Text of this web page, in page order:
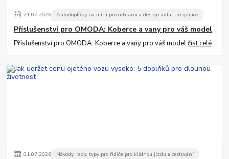
21.07.2026 Autodoplňky na míru pro ochranu a design auta - inspirace
Příslušenství pro OMODA: Koberce a vany pro váš model
Příslušenství pro OMODA: Koberce a vany pro váš modelčíst celé
01.07.2026 Návody, rady, typy pro řidiče pro klidnou jízdu a cestování